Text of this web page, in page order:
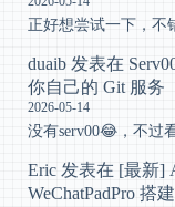
正好想尝试一下，不
duaib 发表在
你自己的 Git 服务
2026-05-14
没有serv00😂，不过
Eric 发表在 [最新]
WeChatPadPro 搭